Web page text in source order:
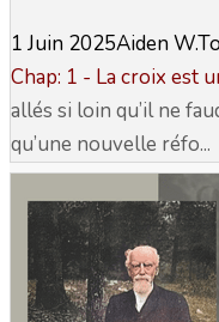
1 Juin 2025Aiden
Chap: 1 - La croix est
allés si loin qu’il ne
qu’une nouvelle réfo...